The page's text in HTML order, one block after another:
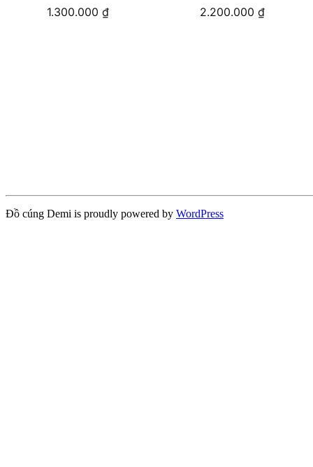
1.300.000 ₫ 2.200.000 ₫
Đồ cúng Demi is proudly powered by WordPress